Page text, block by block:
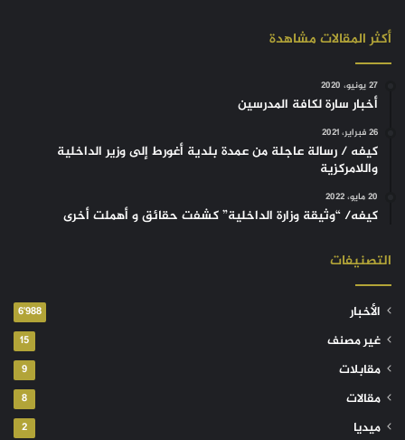
أكثر المقالات مشاهدة
27 يونيو، 2020
أخبار سارة لكافة المدرسين
26 فبراير، 2021
كيفه / رسالة عاجلة من عمدة بلدية أغورط إلى وزير الداخلية
واللامركزية
20 مايو، 2022
كيفه/ “وثيقة وزارة الداخلية” كشفت حقائق و أهملت أخرى
التصنيفات
الأخبار 6٬988
غير مصنف 15
مقابلات 9
مقالات 8
ميديا 2